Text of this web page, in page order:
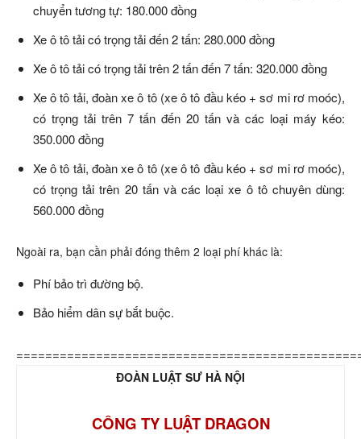
chuyển tương tự: 180.000 đồng
Xe ô tô tải có trọng tải đến 2 tấn: 280.000 đồng
Xe ô tô tải có trọng tải trên 2 tấn đến 7 tấn: 320.000 đồng
Xe ô tô tải, đoàn xe ô tô (xe ô tô đầu kéo + sơ mi rơ moóc),
có trọng tải trên 7 tấn đến 20 tấn và các loại máy kéo:
350.000 đồng
Xe ô tô tải, đoàn xe ô tô (xe ô tô đầu kéo + sơ mi rơ moóc),
có trọng tải trên 20 tấn và các loại xe ô tô chuyên dùng:
560.000 đồng
Ngoài ra, bạn cần phải đóng thêm 2 loại phí khác là:
Phí bảo trì đường bộ.
Bảo hiểm dân sự bắt buộc.
ĐOÀN LUẬT SƯ HÀ NỘI
CÔNG TY LUẬT DRAGON